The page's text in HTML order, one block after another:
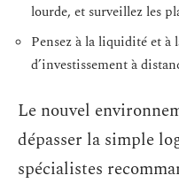
lourde, et surveillez les
Pensez à la liquidité et à
d’investissement à
Le nouvel
dépasser la simple
spécialistes